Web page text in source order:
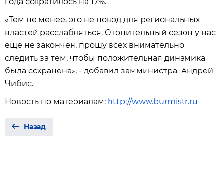
«Тем не менее, это не повод для региональных
властей расслабляться. Отопительный сезон у нас
еще не закончен, прошу всех внимательно
следить за тем, чтобы положительная динамика
была сохранена», - добавил замминистра Андрей
Чибис.
Новость по материалам: http://www.burmistr.ru
Назад